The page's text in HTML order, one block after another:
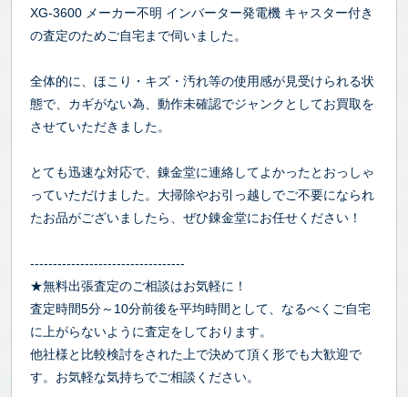
XG-3600 メーカー不明 インバーター発電機 キャスター付き
の査定のためご自宅まで伺いました。
全体的に、ほこり・キズ・汚れ等の使用感が見受けられる状
態で、カギがない為、動作未確認でジャンクとしてお買取を
させていただきました。
とても迅速な対応で、錬金堂に連絡してよかったとおっしゃ
っていただけました。大掃除やお引っ越しでご不要になられ
たお品がございましたら、ぜひ錬金堂にお任せください！
----------------------------------
★無料出張査定のご相談はお気軽に！
査定時間5分～10分前後を平均時間として、なるべくご自宅
に上がらないように査定をしております。
他社様と比較検討をされた上で決めて頂く形でも大歓迎で
す。お気軽な気持ちでご相談ください。